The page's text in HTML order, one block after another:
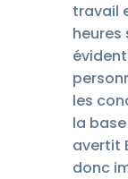
travail
heures
les
la
avertit
donc